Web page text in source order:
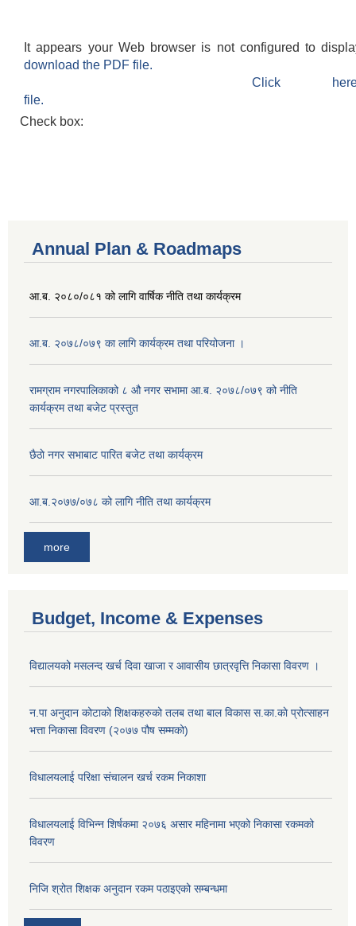
It appears your Web browser is not configured to
download the PDF file.
Click
file.
Check box:
Annual Plan & Roadmaps
आ.ब. २०८०/०८१ को लागि वार्षिक नीति तथा कार्यक्रम
आ.ब. २०७८/०७९ का लागि कार्यक्रम तथा परियोजना ।
‍रामग्राम नगरपालिकाको ८ औ नगर सभामा आ‍.ब. २०७८/०७९ को नीति
कार्यक्रम तथा बजेट प्रस्तुत
छै‌ठाे नगर सभाबाट पारित बजेट तथा कार्यक्रम
आ.ब.२०७७/०७८ को लागि नीति तथा कार्यक्रम
more
Budget, Income & Expenses
विद्यालयको मसलन्द खर्च दिवा खाजा र आवासीय छात्रवृत्ति निकासा विवरण ।
न.पा अनुदान कोटाको शिक्षकहरुको तलब तथा बाल विकास स.का.काे प्रोत्साहन
भत्ता निकासा विवरण (२०७७ पौष सम्मको)
विधालयलाई परिक्षा स‌ंचालन खर्च रकम निकाशा
विधालयलाई विभिन्न शिर्षकमा २०७६ असार महिनामा भएको निकासा रकमको
विवरण
निजि श्रोत शिक्षक अनुदान रकम पठाइएको सम्बन्धमा